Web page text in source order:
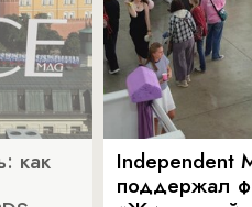
как
Independent
поддержал